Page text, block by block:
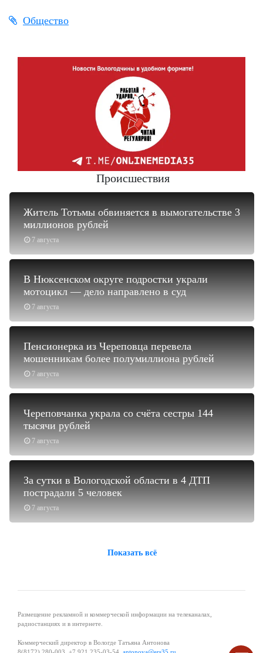
Общество
Происшествия
7 августа
Житель Тотьмы обвиняется в вымогательстве 3
миллионов рублей
7 августа
В Нюксенском округе подростки украли
мотоцикл — дело направлено в суд
7 августа
Пенсионерка из Череповца перевела
мошенникам более полумиллиона рублей
7 августа
Череповчанка украла со счёта сестры 144
тысячи рублей
7 августа
За сутки в Вологодской области в 4 ДТП
пострадали 5 человек
Показать всё
Размещение рекламной и коммерческой информации на телеканалах,
радиостанциях и в интернете.
Коммерческий директор в Вологде Татьяна Антонова